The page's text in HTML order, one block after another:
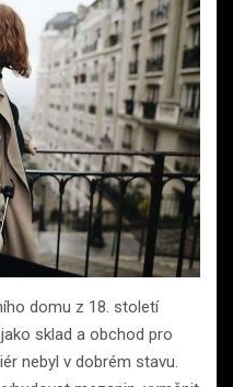
domu z 18. století
sklad a obchod pro
nebyl v dobrém stavu.